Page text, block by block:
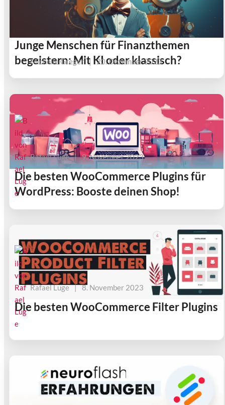
Junge Menschen für Finanzthemen
begeistern: Mit KI oder klassisch?
Michelle Greger | 20. Dezember 2023
Die besten WooCommerce Plugins für
WordPress: Booste deinen Shop!
Rafael Luge | 9. November 2023
Die besten WooCommerce Filter Plugins
Rafael Luge | 8. November 2023